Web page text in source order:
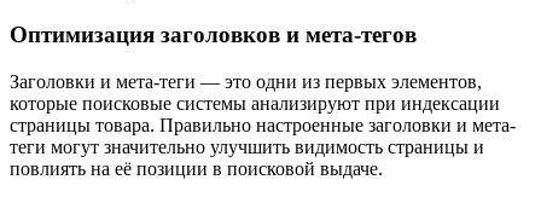
Оптимизация заголовков и мета-тегов
Заголовки и мета-теги — это одни из первых элементов,
которые поисковые системы анализируют при индексации
страницы товара. Правильно настроенные заголовки и мета-
теги могут значительно улучшить видимость страницы и
повлиять на её позиции в поисковой выдаче.